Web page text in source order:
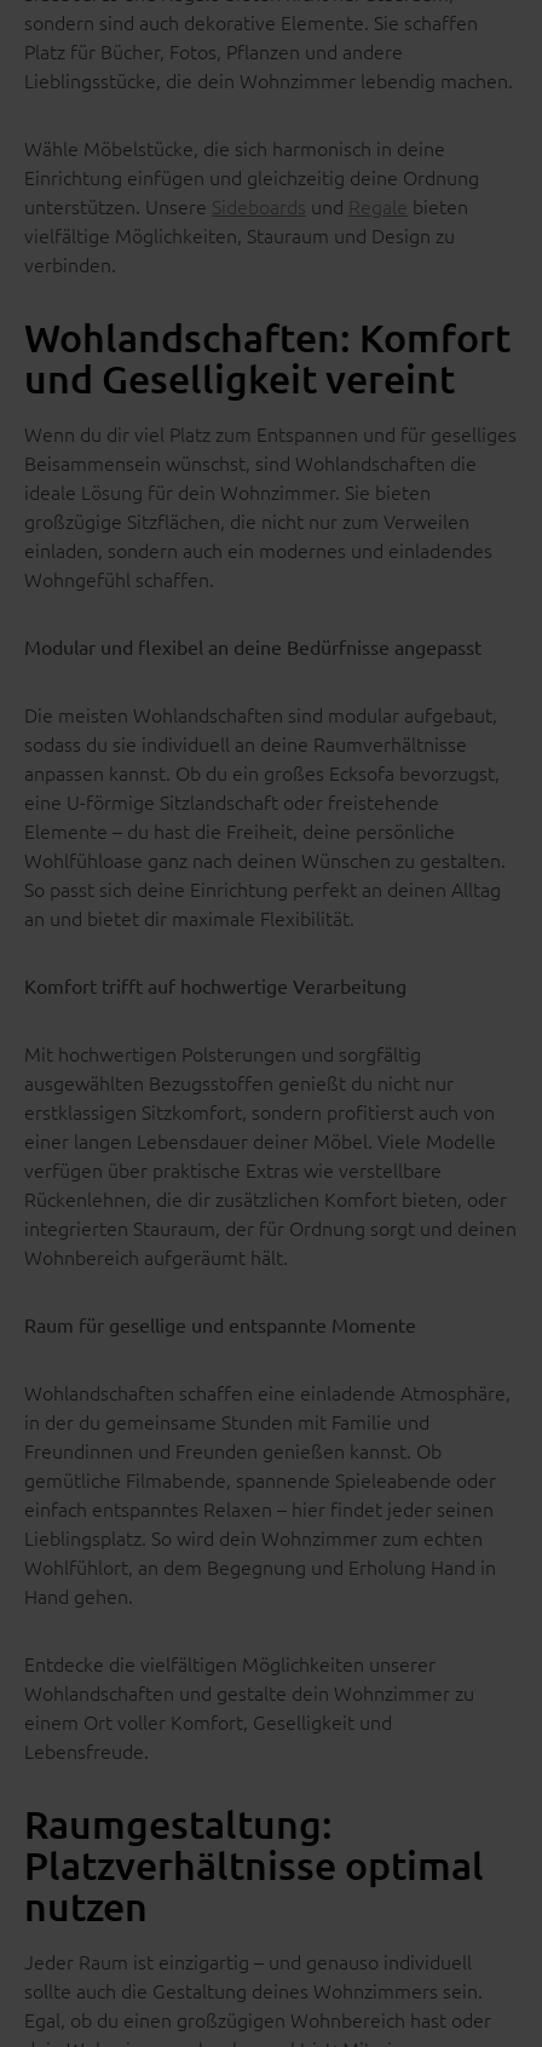
sondern sind auch dekorative Elemente. Sie schaffen
Platz für Bücher, Fotos, Pflanzen und andere
Lieblingsstücke, die dein Wohnzimmer lebendig machen.
Wähle Möbelstücke, die sich harmonisch in deine
Einrichtung einfügen und gleichzeitig deine Ordnung
unterstützen. Unsere Sideboards und Regale bieten
vielfältige Möglichkeiten, Stauraum und Design zu
verbinden.
Wohlandschaften: Komfort
und Geselligkeit vereint
Wenn du dir viel Platz zum Entspannen und für geselliges
Beisammensein wünschst, sind Wohlandschaften die
ideale Lösung für dein Wohnzimmer. Sie bieten
großzügige Sitzflächen, die nicht nur zum Verweilen
einladen, sondern auch ein modernes und einladendes
Wohngefühl schaffen.
Modular und flexibel an deine Bedürfnisse angepasst
Die meisten Wohlandschaften sind modular aufgebaut,
sodass du sie individuell an deine Raumverhältnisse
anpassen kannst. Ob du ein großes Ecksofa bevorzugst,
eine U-förmige Sitzlandschaft oder freistehende
Elemente – du hast die Freiheit, deine persönliche
Wohlfühloase ganz nach deinen Wünschen zu gestalten.
So passt sich deine Einrichtung perfekt an deinen Alltag
an und bietet dir maximale Flexibilität.
Komfort trifft auf hochwertige Verarbeitung
Mit hochwertigen Polsterungen und sorgfältig
ausgewählten Bezugsstoffen genießt du nicht nur
erstklassigen Sitzkomfort, sondern profitierst auch von
einer langen Lebensdauer deiner Möbel. Viele Modelle
verfügen über praktische Extras wie verstellbare
Rückenlehnen, die dir zusätzlichen Komfort bieten, oder
integrierten Stauraum, der für Ordnung sorgt und deinen
Wohnbereich aufgeräumt hält.
Raum für gesellige und entspannte Momente
Wohlandschaften schaffen eine einladende Atmosphäre,
in der du gemeinsame Stunden mit Familie und
Freundinnen und Freunden genießen kannst. Ob
gemütliche Filmabende, spannende Spieleabende oder
einfach entspanntes Relaxen – hier findet jeder seinen
Lieblingsplatz. So wird dein Wohnzimmer zum echten
Wohlfühlort, an dem Begegnung und Erholung Hand in
Hand gehen.
Entdecke die vielfältigen Möglichkeiten unserer
Wohlandschaften und gestalte dein Wohnzimmer zu
einem Ort voller Komfort, Geselligkeit und
Lebensfreude.
Raumgestaltung:
Platzverhältnisse optimal
nutzen
Jeder Raum ist einzigartig – und genauso individuell
sollte auch die Gestaltung deines Wohnzimmers sein.
Egal, ob du einen großzügigen Wohnbereich hast oder